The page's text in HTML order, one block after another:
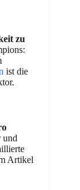
zu
ist die
und
Artikel